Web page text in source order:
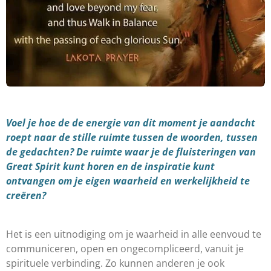
Voel je hoe de de energie van dit momentje aandacht
roept naar de stille ruimte tussen de woorden, tussen
de gedachten? De ruimte waar je de fluisteringen van
Great Spirit kunt horen en de inspiratie kunt
ontvangen om je eigen waarheid en werkelijkheid te
creëren?
Het is een uitnodiging om je waarheid in alle eenvoud te
communiceren, open en ongecompliceerd, vanuit je
spirituele verbinding. Zo kunnen anderen je ook